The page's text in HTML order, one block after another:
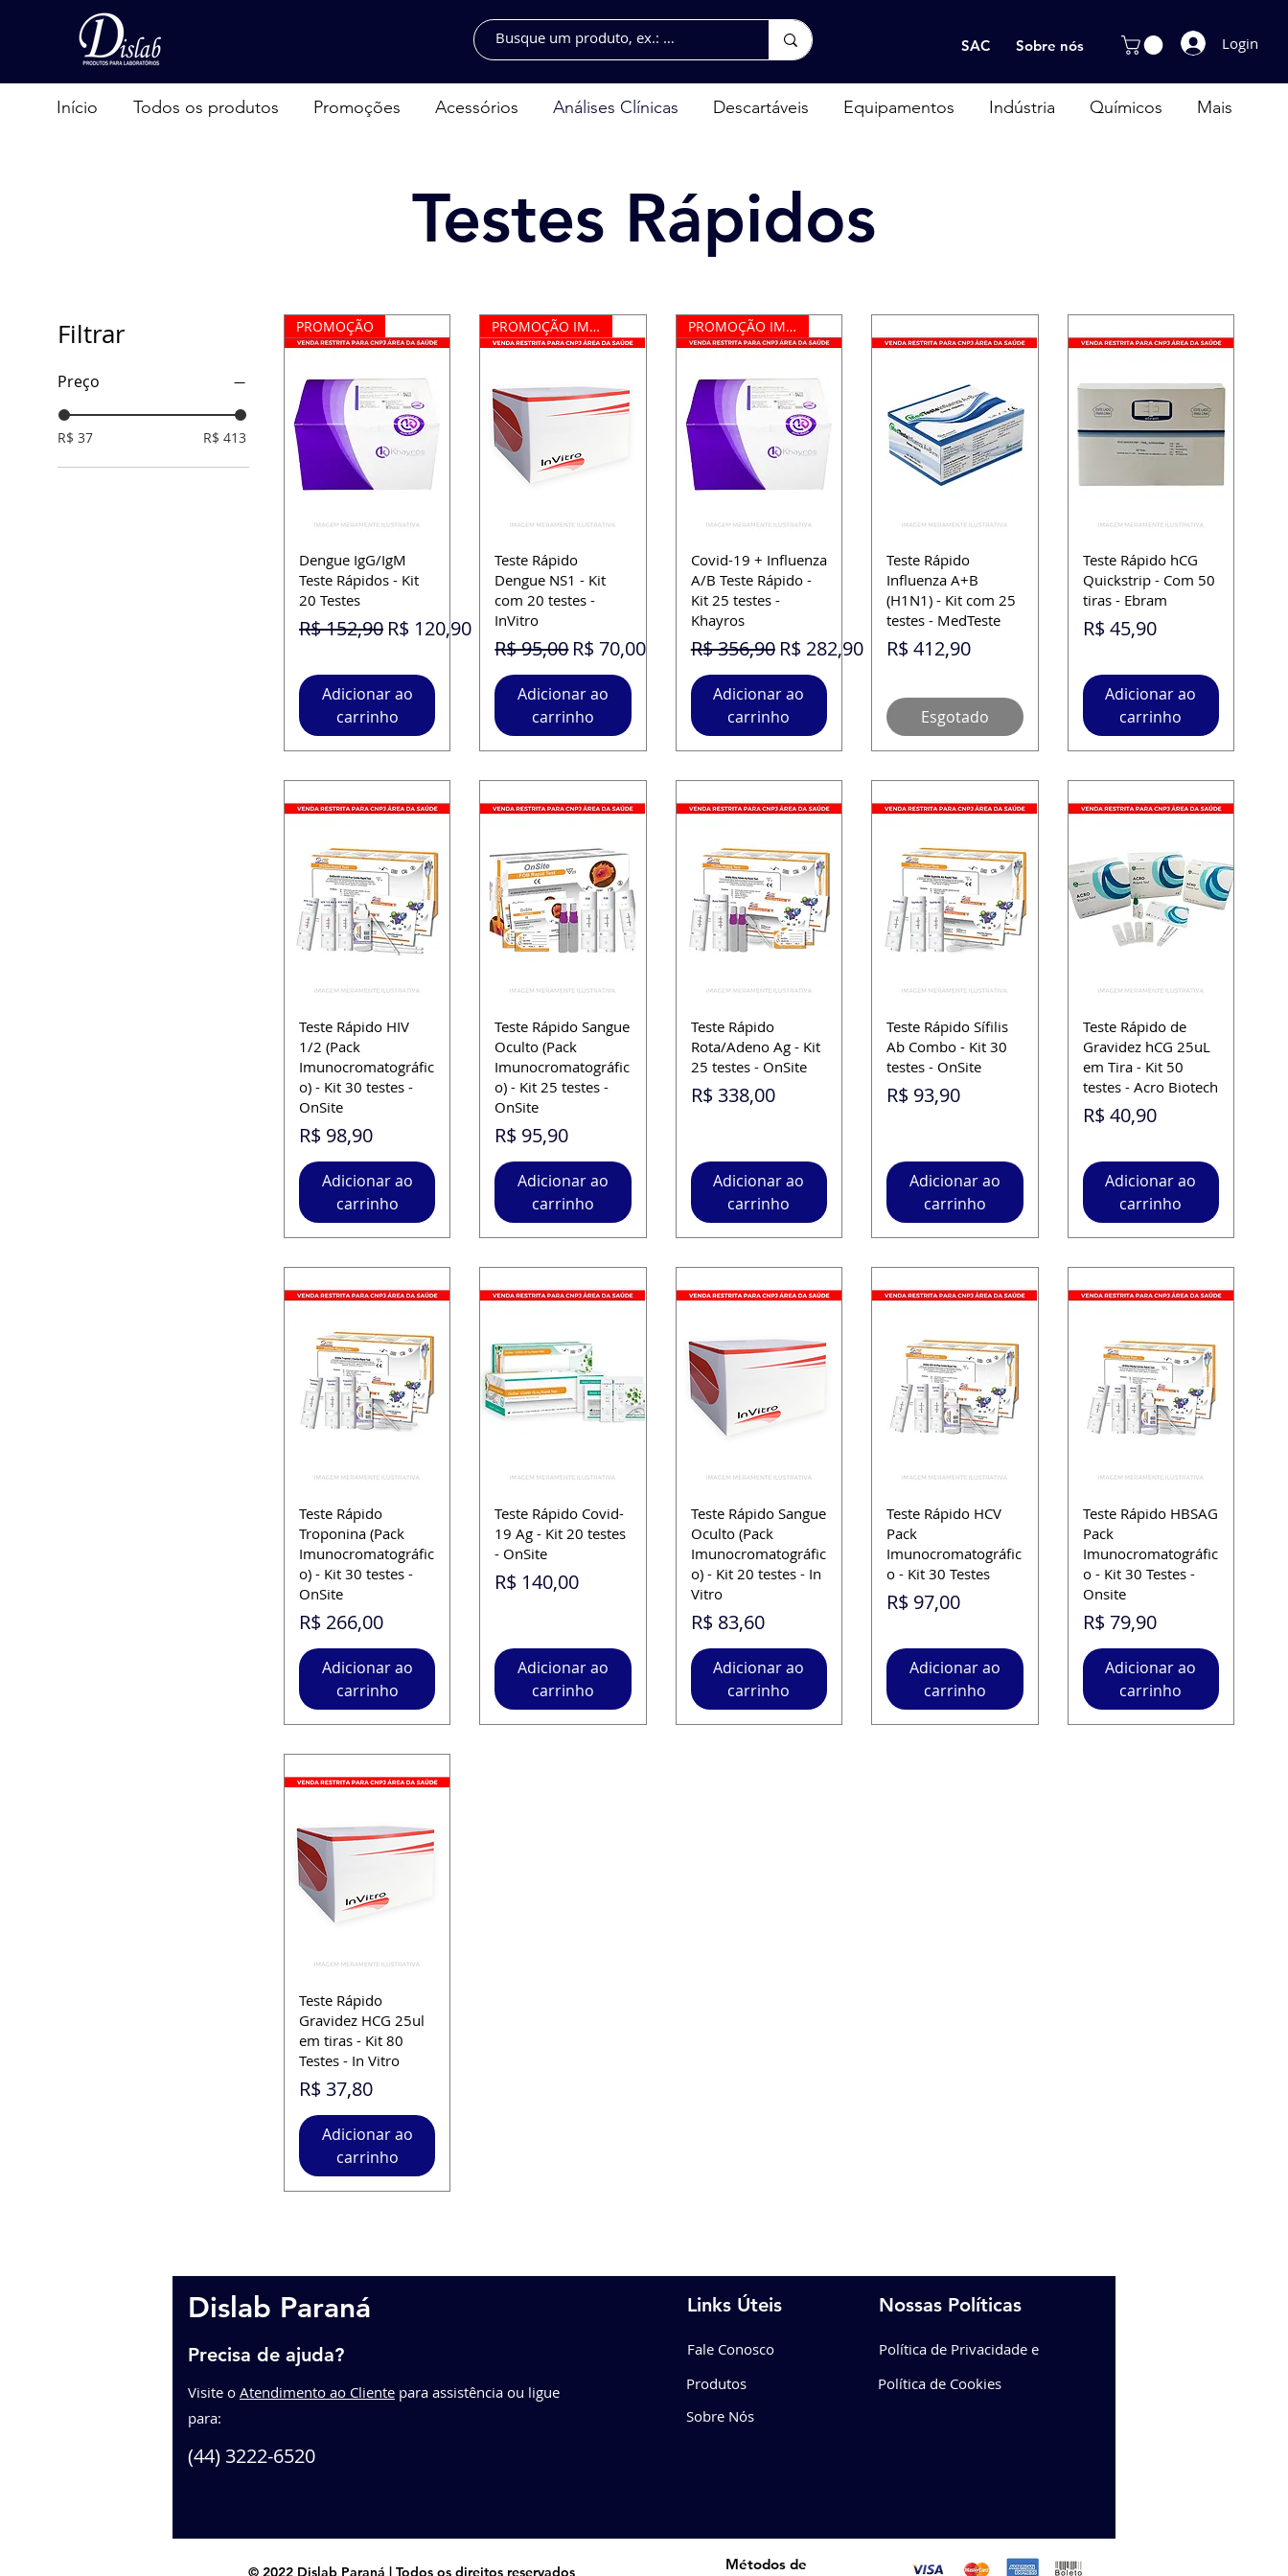
SAC Sobre nós Login
Início Todos os produtos Promoções Acessórios Análises Clínicas Descartáveis Equipamentos Indústria Químicos Mais
Testes Rápidos
Filtrar
Preço
R$ 37 R$ 413
PROMOÇÃO
Dengue IgG/IgM
Teste Rápidos - Kit
20 Testes
Preço normal
R$ 152,90 Preço promocional
R$ 120,90
Adicionar ao
carrinho
PROMOÇÃO IMPERDÍVEL
Teste Rápido
Dengue NS1 - Kit
com 20 testes -
InVitro
Preço normal
R$ 95,00 Preço promocional
R$ 70,00
Adicionar ao
carrinho
PROMOÇÃO IMPERDÍVEL
Covid-19 + Influenza
A/B Teste Rápido -
Kit 25 testes -
Khayros
Preço normal
R$ 356,90 Preço promocional
R$ 282,90
Adicionar ao
carrinho
Teste Rápido
Influenza A+B
(H1N1) - Kit com 25
testes - MedTeste
Preço
R$ 412,90
Esgotado
Teste Rápido hCG
Quickstrip - Com 50
tiras - Ebram
Preço
R$ 45,90
Adicionar ao
carrinho
Teste Rápido HIV
1/2 (Pack
Imunocromatográfic
o) - Kit 30 testes -
OnSite
Preço
R$ 98,90
Adicionar ao
carrinho
Teste Rápido Sangue
Oculto (Pack
Imunocromatográfic
o) - Kit 25 testes -
OnSite
Preço
R$ 95,90
Adicionar ao
carrinho
Teste Rápido
Rota/Adeno Ag - Kit
25 testes - OnSite
Preço
R$ 338,00
Adicionar ao
carrinho
Teste Rápido Sífilis
Ab Combo - Kit 30
testes - OnSite
Preço
R$ 93,90
Adicionar ao
carrinho
Teste Rápido de
Gravidez hCG 25uL
em Tira - Kit 50
testes - Acro Biotech
Preço
R$ 40,90
Adicionar ao
carrinho
Teste Rápido
Troponina (Pack
Imunocromatográfic
o) - Kit 30 testes -
OnSite
Preço
R$ 266,00
Adicionar ao
carrinho
Teste Rápido Covid-
19 Ag - Kit 20 testes
- OnSite
Preço
R$ 140,00
Adicionar ao
carrinho
Teste Rápido Sangue
Oculto (Pack
Imunocromatográfic
o) - Kit 20 testes - In
Vitro
Preço
R$ 83,60
Adicionar ao
carrinho
Teste Rápido HCV
Pack
Imunocromatográfic
o - Kit 30 Testes
Preço
R$ 97,00
Adicionar ao
carrinho
Teste Rápido HBSAG
Pack
Imunocromatográfic
o - Kit 30 Testes -
Onsite
Preço
R$ 79,90
Adicionar ao
carrinho
Teste Rápido
Gravidez HCG 25ul
em tiras - Kit 80
Testes - In Vitro
Preço
R$ 37,80
Adicionar ao
carrinho
Dislab Paraná
Precisa de ajuda?
Visite o Atendimento ao Cliente para assistência ou ligue
para:
(44) 3222-6520
Links Úteis Nossas Políticas
Fale Conosco
Produtos
Política de Privacidade e
Política de Cookies
Sobre Nós
© 2022 Dislab Paraná | Todos os direitos reservados
Métodos de